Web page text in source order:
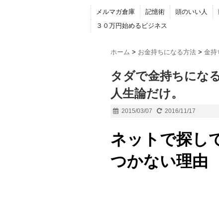
メルマガ倉庫 記憶術 頭のいい人
３０万円始めるビジネス
ホーム > お金持ちになる方法 > 金持
タダで金持ちにな
人生論だけ。
2015/03/07 2016/11/17
ネットで探し
つかない理由